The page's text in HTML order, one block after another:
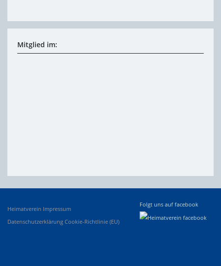
Mitglied im:
Heimatverein Impressum
Datenschutzerklärung Cookie-Richtlinie (EU)
Folgt uns auf facebook